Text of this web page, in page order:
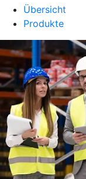
Übersicht
Produkte